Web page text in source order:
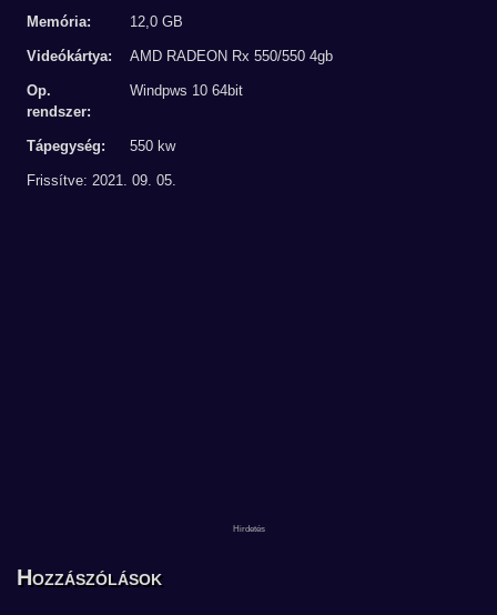
Memória: 12,0 GB
Videókártya: AMD RADEON Rx 550/550 4gb
Op.
rendszer:
Windpws 10 64bit
Tápegység: 550 kw
Frissítve: 2021. 09. 05.
Hozzászólások